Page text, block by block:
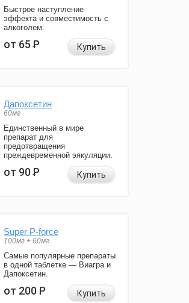
Быстрое наступление
эффекта и совместимость с
алкоголем.
от 65Р Купить
Дапоксетин
60мг
Единственный в мире
препарат для
предотвращения
преждевременной эякуляции.
от 90Р Купить
Super P-force
100мг + 60мг
Самые популярные препараты
в одной таблетке — Виагра и
Дапоксетин.
от 200Р Купить